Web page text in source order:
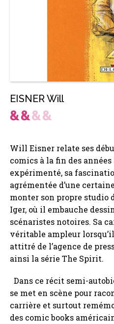
EISNER Will
Will Eisner relate ses
comics à la fin des
expérimenté, sa
agrémentée d’une
monter son propre studio
Iger, où il embauche
scénaristes notoires. Sa
véritable ampleur
attitré de l’agence de
ainsi la série The Spirit.
Dans ce récit semi-
se met en scène pour
carrière et surtout
des comic books